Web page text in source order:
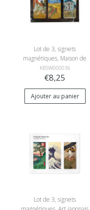
Lot de 3, signets
magnétiques, Maison de
van Gogh, Auvers
KBSW000036
€8,25
Ajouter au panier
Lot de 3, signets